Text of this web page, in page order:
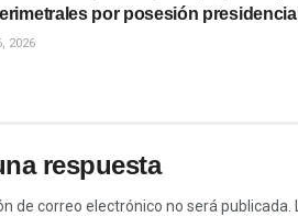
por posesión presidencial
2026
respuesta
de correo electrónico no será publicada.